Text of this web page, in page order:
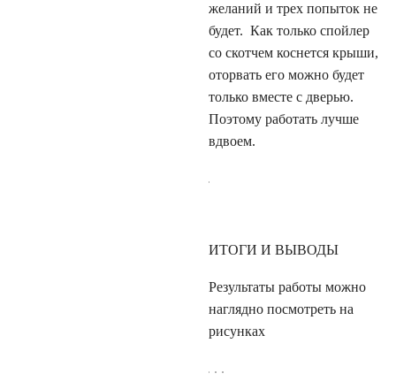
желаний и трех попыток не
будет. Как только спойлер
со скотчем коснется крыши,
оторвать его можно будет
только вместе с дверью.
Поэтому работать лучше
вдвоем.
ИТОГИ И ВЫВОДЫ
Результаты работы можно
наглядно посмотреть на
рисунках